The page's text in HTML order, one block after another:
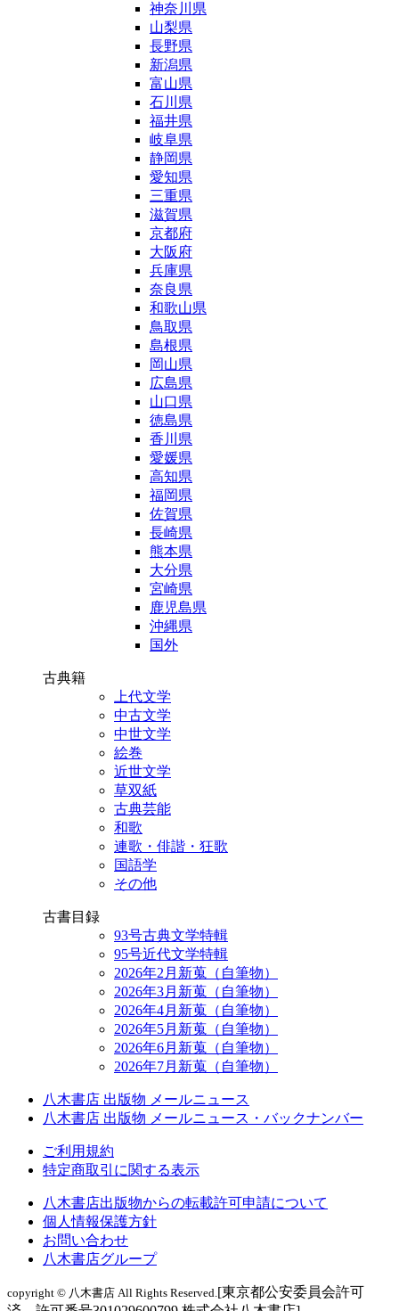
神奈川県
山梨県
長野県
新潟県
富山県
石川県
福井県
岐阜県
静岡県
愛知県
三重県
滋賀県
京都府
大阪府
兵庫県
奈良県
和歌山県
鳥取県
島根県
岡山県
広島県
山口県
徳島県
香川県
愛媛県
高知県
福岡県
佐賀県
長崎県
熊本県
大分県
宮崎県
鹿児島県
沖縄県
国外
古典籍
上代文学
中古文学
中世文学
絵巻
近世文学
草双紙
古典芸能
和歌
連歌・俳諧・狂歌
国語学
その他
古書目録
93号古典文学特輯
95号近代文学特輯
2026年2月新蒐（自筆物）
2026年3月新蒐（自筆物）
2026年4月新蒐（自筆物）
2026年5月新蒐（自筆物）
2026年6月新蒐（自筆物）
2026年7月新蒐（自筆物）
八木書店 出版物 メールニュース
八木書店 出版物 メールニュース・バックナンバー
ご利用規約
特定商取引に関する表示
八木書店出版物からの転載許可申請について
個人情報保護方針
お問い合わせ
八木書店グループ
copyright © 八木書店 All Rights Reserved.[東京都公安委員会許可